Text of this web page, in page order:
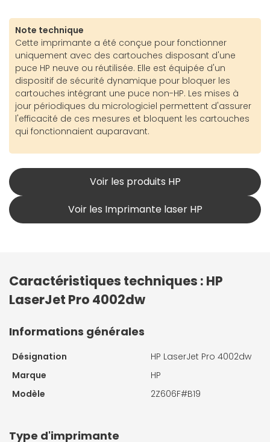
Note technique
Cette imprimante a été conçue pour fonctionner
uniquement avec des cartouches disposant d'une
puce HP neuve ou réutilisée. Elle est équipée d'un
dispositif de sécurité dynamique pour bloquer les
cartouches intégrant une puce non-HP. Les mises à
jour périodiques du micrologiciel permettent d'assurer
l'efficacité de ces mesures et bloquent les cartouches
qui fonctionnaient auparavant.
Voir les produits HP
Voir les Imprimante laser HP
Caractéristiques techniques : HP
LaserJet Pro 4002dw
Informations générales
Désignation
HP LaserJet Pro 4002dw
Marque
HP
Modèle
2Z606F#B19
Type d'imprimante